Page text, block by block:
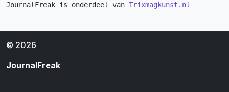
JournalFreak is onderdeel van Trixmagkunst.nl
© 2026
JournalFreak